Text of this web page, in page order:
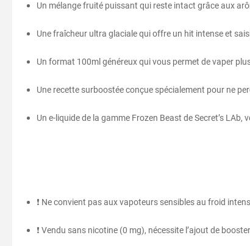
Un mélange fruité puissant qui reste intact grâce aux
Une fraîcheur ultra glaciale qui offre un hit intense et
Un format 100ml généreux qui vous permet de vaper
Une recette surboostée conçue spécialement pour ne
Un e-liquide de la gamme Frozen Beast de Secret’s
❗ Ne convient pas aux vapoteurs sensibles au froid
❗ Vendu sans nicotine (0 mg), nécessite l’ajout de